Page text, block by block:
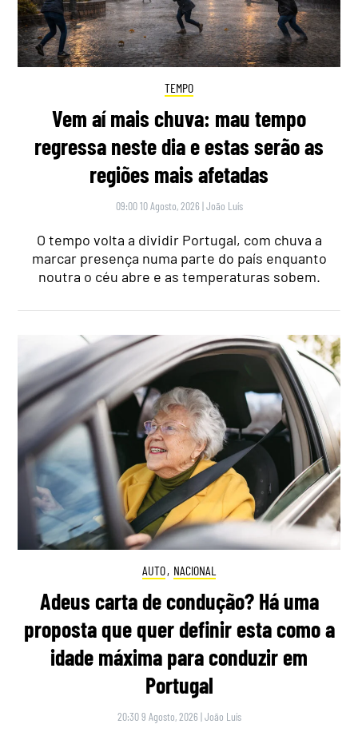
TEMPO
Vem aí mais chuva: mau tempo
regressa neste dia e estas serão as
regiões mais afetadas
09:00 10 Agosto, 2026 |João Luís
O tempo volta a dividir Portugal, com chuva a
marcar presença numa parte do país enquanto
noutra o céu abre e as temperaturas sobem.
AUTO, NACIONAL
Adeus carta de condução? Há uma
proposta que quer definir esta como a
idade máxima para conduzir em
Portugal
20:30 9 Agosto, 2026 |João Luís